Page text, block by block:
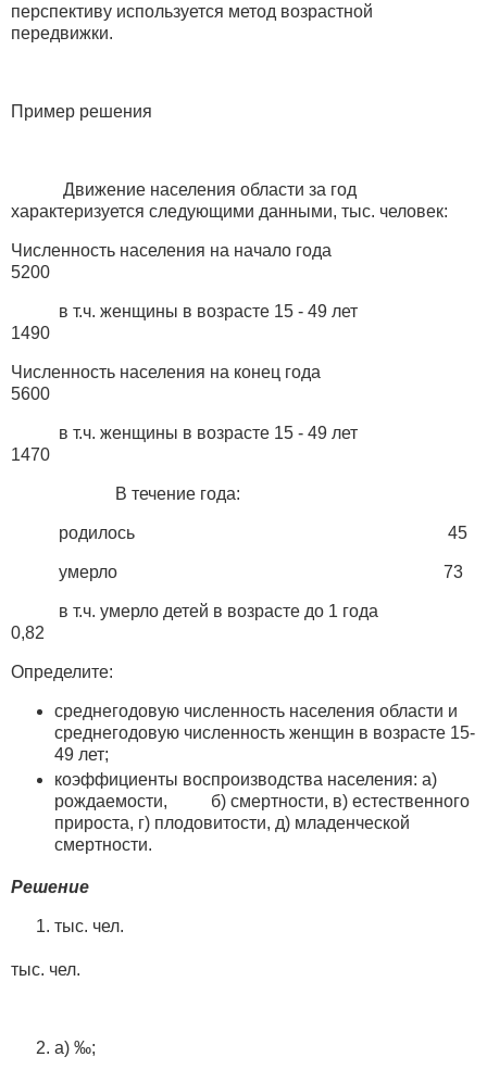
перспективу используется метод возрастной
передвижки.
Пример решения
Движение населения области за год
характеризуется следующими данными, тыс. человек:
Численность населения на начало года
5200
в т.ч. женщины в возрасте 15 - 49 лет
1490
Численность населения на конец года
5600
в т.ч. женщины в возрасте 15 - 49 лет
1470
В течение года:
родилось 45
умерло 73
в т.ч. умерло детей в возрасте до 1 года
0,82
Определите:
среднегодовую численность населения области и
среднегодовую численность женщин в возрасте 15-
49 лет;
коэффициенты воспроизводства населения: а)
рождаемости, б) смертности, в) естественного
прироста, г) плодовитости, д) младенческой
смертности.
Решение
тыс. чел.
тыс. чел.
а) ‰;